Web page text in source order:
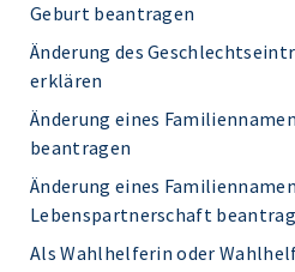
Geburt beantragen
Änderung des
erklären
Änderung eines
beantragen
Änderung eines
Lebenspartnerschaft
Als Wahlhelferin oder